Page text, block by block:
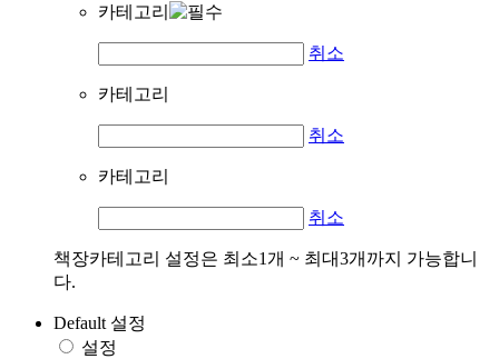
카테고리
취소
카테고리
취소
카테고리
취소
책장카테고리 설정은 최소1개 ~ 최대3개까지 가능합니
다.
Default 설정
설정